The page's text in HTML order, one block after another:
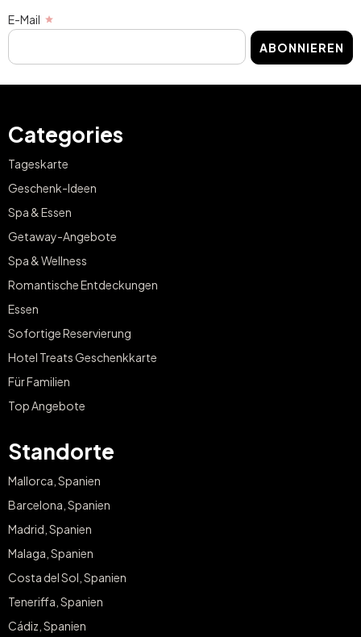
E-Mail
ABONNIEREN
Categories
Tageskarte
Geschenk-Ideen
Spa & Essen
Getaway-Angebote
Spa & Wellness
Romantische Entdeckungen
Essen
Sofortige Reservierung
Hotel Treats Geschenkkarte
Für Familien
Top Angebote
Standorte
Mallorca, Spanien
Barcelona, Spanien
Madrid, Spanien
Malaga, Spanien
Costa del Sol, Spanien
Teneriffa, Spanien
Cádiz, Spanien